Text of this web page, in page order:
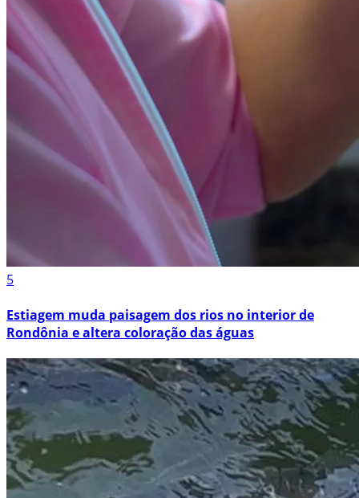
5
Estiagem muda paisagem dos rios no interior de
Rondônia e altera coloração das águas